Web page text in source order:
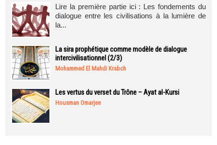
Lire la première partie ici : Les fondements du
dialogue entre les civilisations à la lumière de
la...
La sira prophétique comme modèle de dialogue
intercivilisationnel (2/3)
Mohammed El Mahdi Krabch
Les vertus du verset du Trône – Ayat al-Kursi
Housman Omarjee